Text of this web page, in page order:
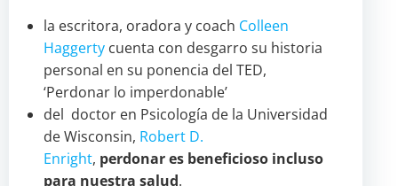
la escritora, oradora y coach Colleen
Haggerty cuenta con desgarro su historia
personal en su ponencia del TED,
‘Perdonar lo imperdonable’
del doctor en Psicología de la Universidad
de Wisconsin, Robert D.
Enright, perdonar es beneficioso incluso
para nuestra salud.